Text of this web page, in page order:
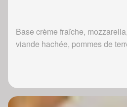
Base crème fraîche,
viande hachée, pommes de